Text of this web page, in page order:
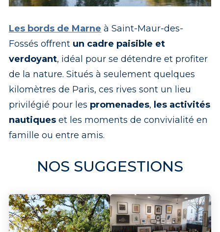
Les bords de Marne à Saint-Maur-des-
Fossés offrent un cadre paisible et
verdoyant, idéal pour se détendre et profiter
de la nature. Situés à seulement quelques
kilomètres de Paris, ces rives sont un lieu
privilégié pour les promenades, les activités
nautiqueset les moments de convivialité en
famille ou entre amis.
NOS SUGGESTIONS